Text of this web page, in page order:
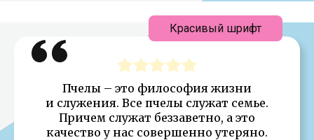
Пчелы – это философия жизни
и служения. Все пчелы служат семье.
Причем служат беззаветно, а это
качество у нас совершенно утеряно.
Красивый шрифт